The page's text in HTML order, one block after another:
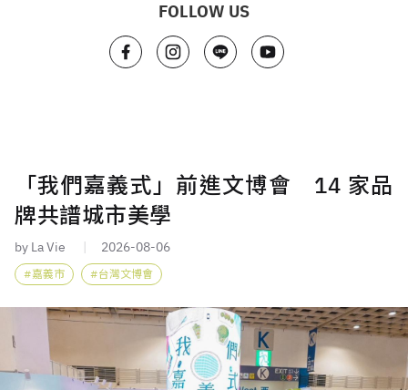
FOLLOW US
「我們嘉義式」前進文博會 14 家品
牌共譜城市美學
by La Vie 2026-08-06
嘉義市 台灣文博會